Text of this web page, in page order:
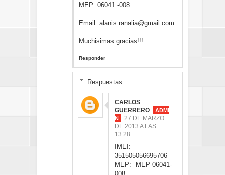
MEP: 06041 -008
Email: alanis.ranalia@gmail.com
Muchisimas gracias!!!
Responder
Respuestas
CARLOS
GUERRERO
27 DE MARZO
DE 2013 A LAS
13:28
IMEI:
351505056695706
MEP: MEP-06041-